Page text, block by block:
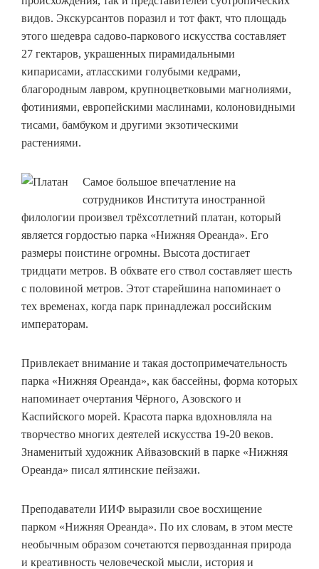
видов. Экскурсантов поразил и тот факт, что площадь
этого шедевра садово-паркового искусства составляет
27 гектаров, украшенных пирамидальными
кипарисами, атласскими голубыми кедрами,
благородным лавром, крупноцветковыми магнолиями,
фотиниями, европейскими маслинами, колоновидными
тисами, бамбуком и другими экзотическими
растениями.
Самое большое впечатление на
сотрудников Института иностранной
филологии произвел трёхсотлетний платан, который
является гордостью парка «Нижняя Ореанда». Его
размеры поистине огромны. Высота достигает
тридцати метров. В обхвате его ствол составляет шесть
с половиной метров. Этот старейшина напоминает о
тех временах, когда парк принадлежал российским
императорам.
Привлекает внимание и такая достопримечательность
парка «Нижняя Ореанда», как бассейны, форма которых
напоминает очертания Чёрного, Азовского и
Каспийского морей. Красота парка вдохновляла на
творчество многих деятелей искусства 19-20 веков.
Знаменитый художник Айвазовский в парке «Нижняя
Ореанда» писал ялтинские пейзажи.
Преподаватели ИИФ выразили свое восхищение
парком «Нижняя Ореанда». По их словам, в этом месте
необычным образом сочетаются первозданная природа
и креативность человеческой мысли, история и